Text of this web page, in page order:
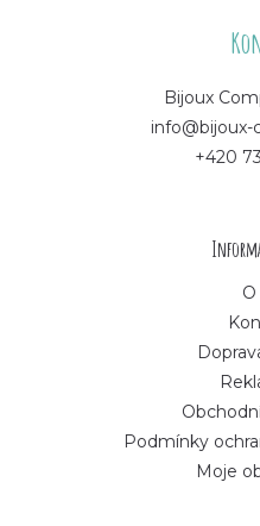
Bijoux
+420
Podmínky
Moje